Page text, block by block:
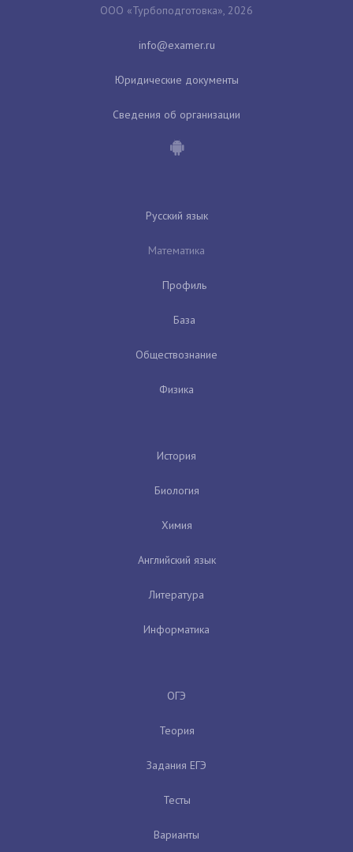
ООО «Турбоподготовка», 2026
Юридические документы
Сведения об организации
Русский язык
Математика
Профиль
База
Обществознание
Физика
История
Биология
Химия
Английский язык
Литература
Информатика
ОГЭ
Теория
Задания ЕГЭ
Тесты
Варианты